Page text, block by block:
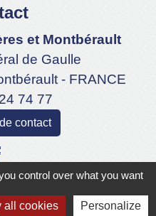
et Montbérault
de Gaulle
- FRANCE
74 77
contact
control over what you want
all cookies Personalize